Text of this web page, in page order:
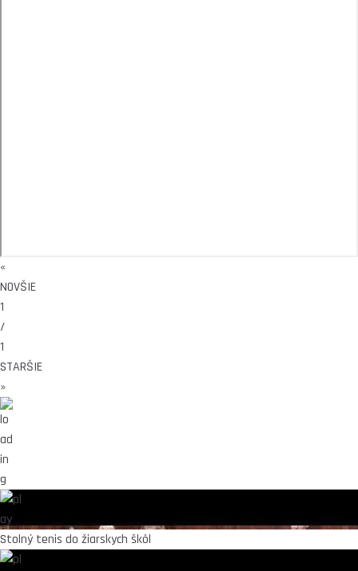
«
NOVŠIE
1
/
1
STARŠIE
»
Stolný tenis do žiarskych škôl